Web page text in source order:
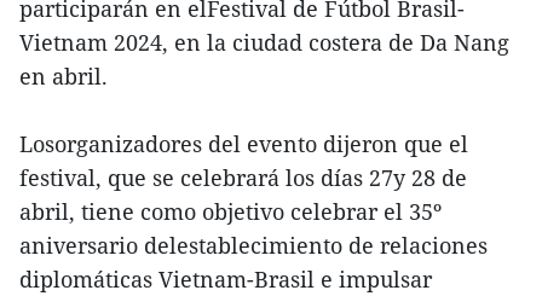
participarán en elFestival de Fútbol Brasil-
Vietnam 2024, en la ciudad costera de Da Nang
en abril.
Losorganizadores del evento dijeron que el
festival, que se celebrará los días 27y 28 de
abril, tiene como objetivo celebrar el 35º
aniversario delestablecimiento de relaciones
diplomáticas Vietnam-Brasil e impulsar